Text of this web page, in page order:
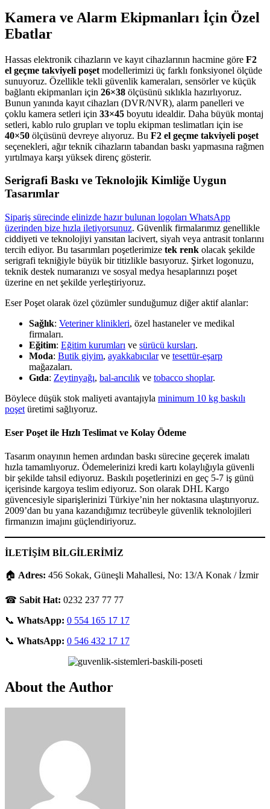
Kamera ve Alarm Ekipmanları İçin Özel
Ebatlar
Hassas elektronik cihazların ve kayıt cihazlarının hacmine göre F2
el geçme takviyeli poşet modellerimizi üç farklı fonksiyonel ölçüde
sunuyoruz. Özellikle tekli güvenlik kameraları, sensörler ve küçük
bağlantı ekipmanları için 26×38 ölçüsünü sıklıkla hazırlıyoruz.
Bunun yanında kayıt cihazları (DVR/NVR), alarm panelleri ve
çoklu kamera setleri için 33×45 boyutu idealdir. Daha büyük montaj
setleri, kablo rulo grupları ve toplu ekipman teslimatları için ise
40×50 ölçüsünü devreye alıyoruz. Bu F2 el geçme takviyeli poşet
seçenekleri, ağır teknik cihazların tabandan baskı yapmasına rağmen
yırtılmaya karşı yüksek direnç gösterir.
Serigrafi Baskı ve Teknolojik Kimliğe Uygun
Tasarımlar
Sipariş sürecinde elinizde hazır bulunan logoları WhatsApp
üzerinden bize hızla iletiyorsunuz. Güvenlik firmalarımız genellikle
ciddiyeti ve teknolojiyi yansıtan lacivert, siyah veya antrasit tonlarını
tercih ediyor. Bu tasarımları poşetlerimize tek renk olacak şekilde
serigrafi tekniğiyle büyük bir titizlikle basıyoruz. Şirket logonuzu,
teknik destek numaranızı ve sosyal medya hesaplarınızı poşet
üzerine en net şekilde yerleştiriyoruz.
Eser Poşet olarak özel çözümler sunduğumuz diğer aktif alanlar:
Sağlık: Veteriner klinikleri, özel hastaneler ve medikal
firmaları.
Eğitim: Eğitim kurumları ve sürücü kursları.
Moda: Butik giyim, ayakkabıcılarve tesettür-eşarp
mağazaları.
Gıda: Zeytinyağı, bal-arıcılık ve tobacco shoplar.
Böylece düşük stok maliyeti avantajıyla minimum 10 kg baskılı
poşet üretimi sağlıyoruz.
Eser Poşet ile Hızlı Teslimat ve Kolay Ödeme
Tasarım onayının hemen ardından baskı sürecine geçerek imalatı
hızla tamamlıyoruz. Ödemelerinizi kredi kartı kolaylığıyla güvenli
bir şekilde tahsil ediyoruz. Baskılı poşetlerinizi en geç 5-7 iş günü
içerisinde kargoya teslim ediyoruz. Son olarak DHL Kargo
güvencesiyle siparişlerinizi Türkiye’nin her noktasına ulaştırıyoruz.
2009’dan bu yana kazandığımız tecrübeyle güvenlik teknolojileri
firmanızın imajını güçlendiriyoruz.
İLETİŞİM BİLGİLERİMİZ
🏠 Adres: 456 Sokak, Güneşli Mahallesi, No: 13/A Konak / İzmir
☎ Sabit Hat: 0232 237 77 77
📞 WhatsApp: 0 554 165 17 17
📞 WhatsApp: 0 546 432 17 17
About the Author